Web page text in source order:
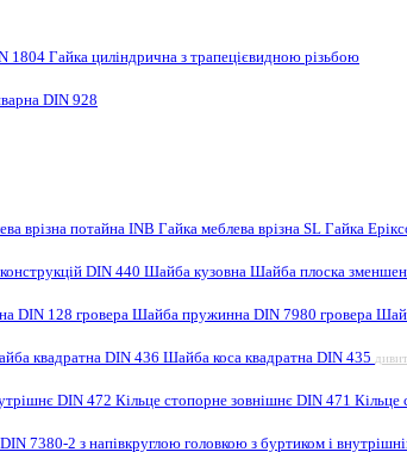
1804 Гайка циліндрична з трапецієвидною різьбою
DIN 928
врізна потайна INB Гайка меблева врізна SL Гайка
DIN 440 Шайба кузовна Шайба плоска
DIN 128 гровера Шайба пружинна DIN 7980 гровера
квадратна DIN 436 Шайба коса квадратна DIN 435
DIN 472 Кільце стопорне зовнішнє DIN 471 Кільце
7380-2 з напівкруглою головкою з буртиком і